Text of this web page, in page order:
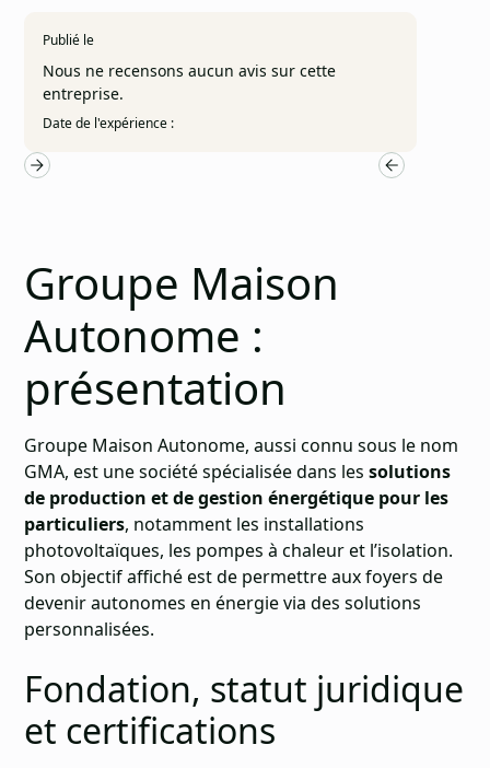
Publié le
Nous ne recensons aucun avis sur cette
entreprise.
Date de l'expérience :
Groupe Maison
Autonome :
présentation
Groupe Maison Autonome, aussi connu sous le nom
GMA, est une société spécialisée dans lessolutions
de production et de gestion énergétique pour les
particuliers, notamment les installations
photovoltaïques, les pompes à chaleur et l’isolation.
Son objectif affiché est de permettre aux foyers de
devenir autonomes en énergie via des solutions
personnalisées.
Fondation, statut juridique
et certifications